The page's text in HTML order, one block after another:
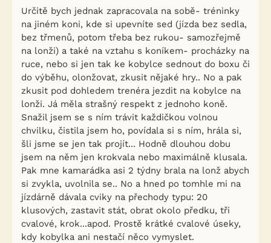
Určitě bych jednak zapracovala na sobě- tréninky
na jiném koni, kde si upevníte sed (jízda bez sedla,
bez třmenů, potom třeba bez rukou- samozřejmě
na lonži) a také na vztahu s koníkem- procházky na
ruce, nebo si jen tak ke kobylce sednout do boxu či
do výběhu, olonžovat, zkusit nějaké hry.. No a pak
zkusit pod dohledem trenéra jezdit na kobylce na
lonži. Já měla strašný respekt z jednoho koně.
Snažil jsem se s ním trávit každičkou volnou
chvilku, čistila jsem ho, povídala si s ním, hrála si,
šli jsme se jen tak projít... Hodně dlouhou dobu
jsem na něm jen krokvala nebo maximálně klusala.
Pak mne kamarádka asi 2 týdny brala na lonž abych
si zvykla, uvolnila se.. No a hned po tomhle mi na
jízdárně dávala cviky na přechody typu: 20
klusových, zastavit stát, obrat okolo předku, tři
cvalové, krok...apod. Prostě krátké cvalové úseky,
kdy kobylka ani nestačí něco vymyslet.